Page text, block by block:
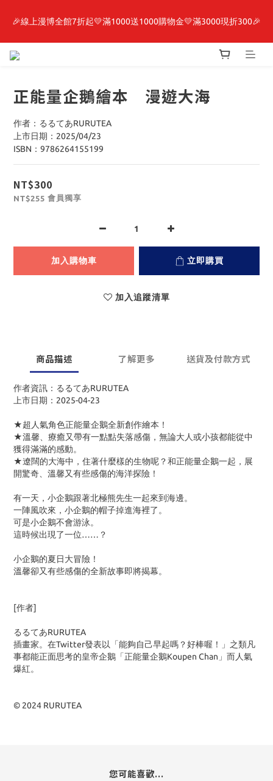
最新開賣🔥「全知讀者視角」 周邊商品
🎉線上漫博全館7折起💛滿1000送1000購物金💛滿3000現折300🎉
【抽籤堂】 影之強者、你又被殺了呢，偵探大人、約會大作戰、
最新開賣🔥「全知讀者視角」 周邊商品
正能量企鵝繪本 漫遊大海
作者：るるてあRURUTEA
上市日期：2025/04/23
ISBN：9786264155199
NT$300
NT$255 會員獨享
加入購物車 立即購買
加入追蹤清單
商品描述 了解更多 送貨及付款方式
作者資訊：るるてあRURUTEA
上市日期：2025-04-23
★超人氣角色正能量企鵝全新創作繪本！
★溫馨、療癒又帶有一點點失落感傷，無論大人或小孩都能從中
獲得滿滿的感動。
★遼闊的大海中，住著什麼樣的生物呢？和正能量企鵝一起，展
開驚奇、溫馨又有些感傷的海洋探險！
有一天，小企鵝跟著北極熊先生一起來到海邊。
一陣風吹來，小企鵝的帽子掉進海裡了。
可是小企鵝不會游泳。
這時候出現了一位……？
小企鵝的夏日大冒險！
溫馨卻又有些感傷的全新故事即將揭幕。
[作者]
るるてあRURUTEA
插畫家。在Twitter發表以「能夠自己早起嗎？好棒喔！」之類凡
事都能正面思考的皇帝企鵝「正能量企鵝Koupen Chan」而人氣
爆紅。
© 2024 RURUTEA
您可能喜歡...